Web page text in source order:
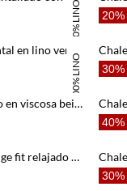
100% LINO 20%
100% LINO 30%
Chaleco recto con escote profundo en viscosa beige para mujer
40%
Chaleco para mujer en algodón beige fit relajado estampado
30%